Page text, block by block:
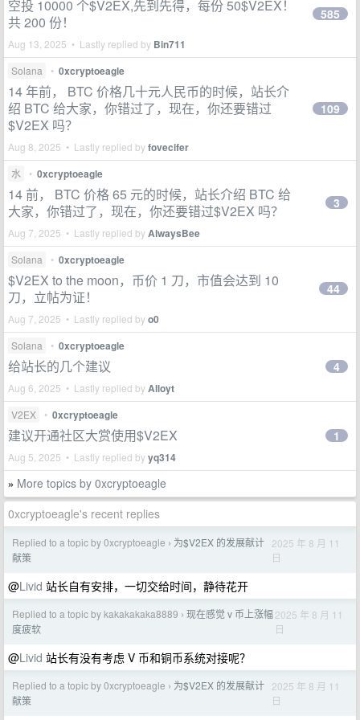
空投 10000 个$V2EX,先到先得，每份 50$V2EX！
共 200 份！
Aug 13, 2025 • Lastly replied by Bin711
585
Solana • 0xcryptoeagle
14 年前， BTC 价格几十元人民币的时候，站长介
绍 BTC 给大家，你错过了，现在，你还要错过
$V2EX 吗？
Aug 8, 2025 • Lastly replied byfovecifer
109
水 • 0xcryptoeagle
14 前， BTC 价格 65 元的时候，站长介绍 BTC 给
大家，你错过了，现在，你还要错过$V2EX 吗？
Aug 7, 2025 • Lastly replied byAlwaysBee
3
Solana • 0xcryptoeagle
$V2EX to the moon，币价 1 刀，市值会达到 10
刀，立帖为证！
Aug 7, 2025 • Lastly replied byo0
44
Solana • 0xcryptoeagle
给站长的几个建议
Aug 6, 2025 • Lastly replied byAlloyt
4
V2EX • 0xcryptoeagle
建议开通社区大赏使用$V2EX
Aug 5, 2025 • Lastly replied byyq314
1
» More topics by 0xcryptoeagle
0xcryptoeagle's recent replies
Replied to a topic by 0xcryptoeagle › 为$V2EX 的发展献计
献策
2025 年 8 月 11
日
@Livid 站长自有安排，一切交给时间，静待花开
Replied to a topic by kakakakaka8889 › 现在感觉 v 币上涨幅
度疲软
2025 年 8 月 11
日
@Livid 站长有没有考虑 V 币和铜币系统对接呢？
Replied to a topic by 0xcryptoeagle › 为$V2EX 的发展献计
献策
2025 年 8 月 11
日